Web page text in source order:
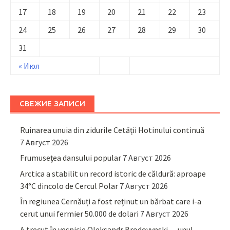
« Июл
17 18 19 20 21 22
23
24
25 26 27 28 29
30
31
СВЕЖИЕ ЗАПИСИ
Ruinarea unuia din zidurile Cetății Hotinului continuă
7 Август 2026
Frumusețea dansului popular 7 Август 2026
Arctica a stabilit un record istoric de căldură: aproape
34°C dincolo de Cercul Polar 7 Август 2026
În regiunea Cernăuți a fost reținut un bărbat care i-a
cerut unui fermier 50.000 de dolari 7 Август 2026